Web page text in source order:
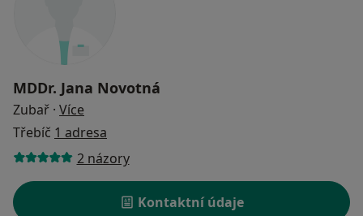
MDDr. Jana Novotná
Zubař · Více
Třebíč 1 adresa
2 názory
Kontaktní údaje